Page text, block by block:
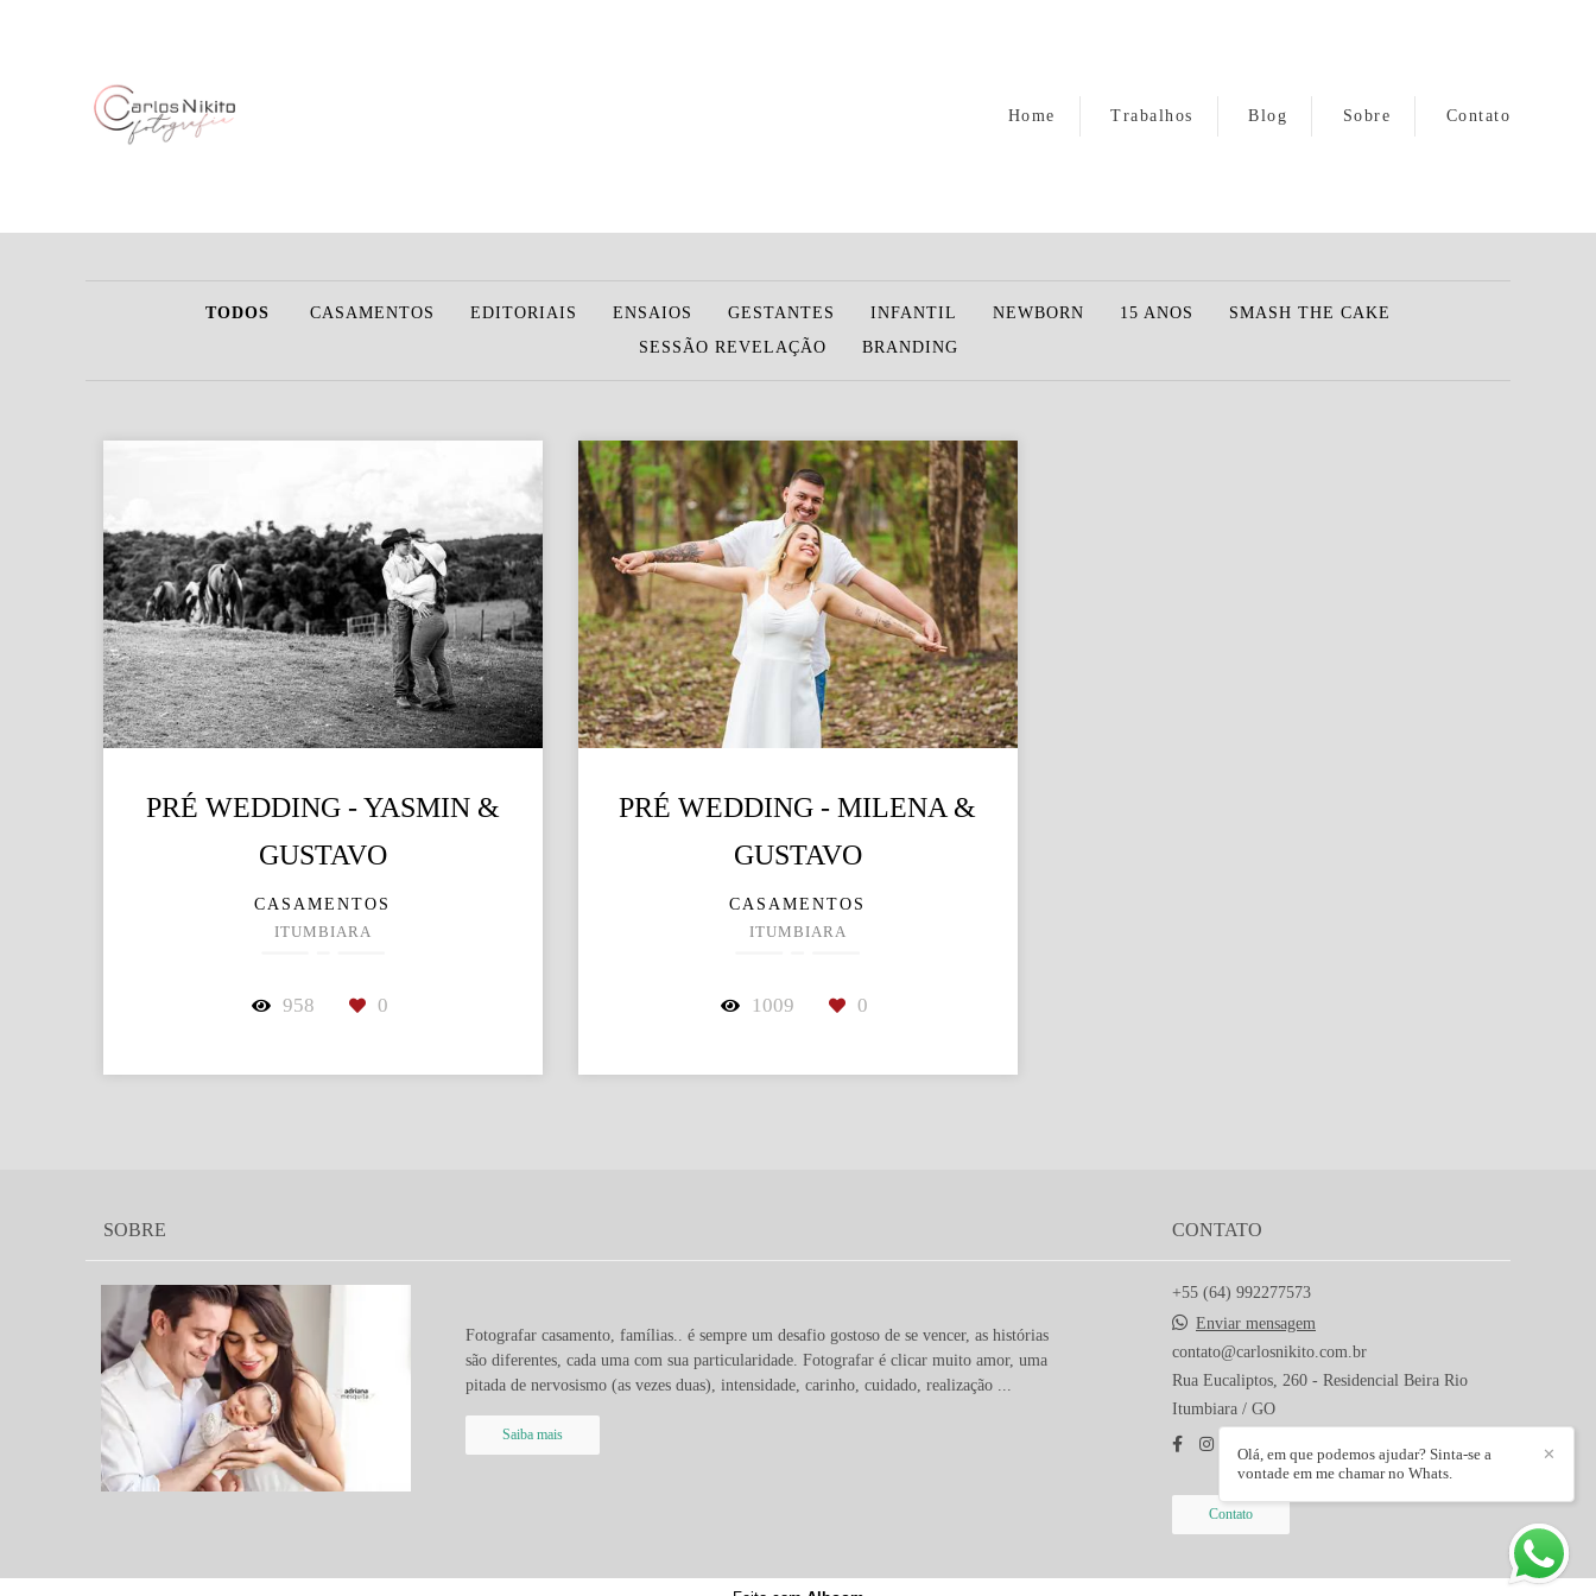
Home Trabalhos Blog Sobre Contato
TODOS CASAMENTOS EDITORIAIS ENSAIOS GESTANTES INFANTIL NEWBORN 15 ANOS
SMASH THE CAKE
SESSÃO REVELAÇÃO
BRANDING
PRÉ WEDDING - YASMIN &
GUSTAVO
CASAMENTOS
ITUMBIARA
958 0
PRÉ WEDDING - MILENA &
GUSTAVO
CASAMENTOS
ITUMBIARA
1009 0
SOBRE
Fotografar casamento, famílias.. é sempre um desafio gostoso de se vencer, as histórias
são diferentes, cada uma com sua particularidade. Fotografar é clicar muito amor, uma
pitada de nervosismo (as vezes duas), intensidade, carinho, cuidado, realização ...
Saiba mais
CONTATO
+55 (64) 992277573
Enviar mensagem
contato@carlosnikito.com.br
Rua Eucaliptos, 260 - Residencial Beira Rio
Itumbiara / GO
Contato
✕
Olá, em que podemos ajudar? Sinta-se a
vontade em me chamar no Whats.